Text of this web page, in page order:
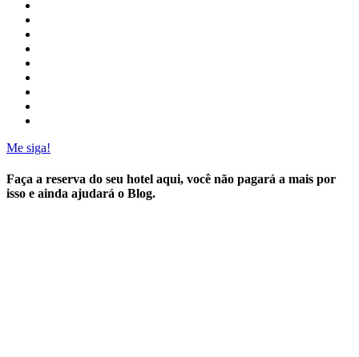
Me siga!
Faça a reserva do seu hotel aqui, você não pagará a mais por
isso e ainda ajudará o Blog.